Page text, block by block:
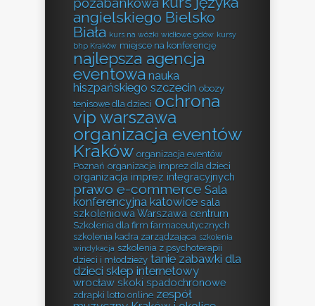
pozabankowa
angielskiego Bielsko
Biała kurs na wózki widłowe gdów kursy
bhp Kraków miejsce na konferencję
najlepsza agencja
eventowa nauka
hiszpańskiego szczecin obozy
tenisowe dla dzieci ochrona
vip warszawa
organizacja eventów
Kraków organizacja eventów
Poznań organizacja imprez dla dzieci
organizacja imprez integracyjnych
prawo e-commerce Sala
konferencyjna katowice sala
szkoleniowa Warszawa centrum
Szkolenia dla firm farmaceutycznych
szkolenia kadra zarządzająca szkolenia
windykacja szkolenia z psychoterapii
dzieci i młodzieży tanie zabawki dla
dzieci sklep internetowy
wrocław skoki spadochronowe
zdrapki lotto online zespół